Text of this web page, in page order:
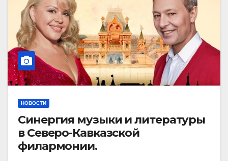
НОВОСТИ
Синергия музыки и литературы
в Северо-Кавказской
филармонии.